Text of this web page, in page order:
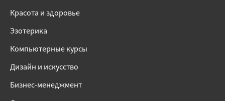
Красота и здоровье
Эзотерика
Компьютерные курсы
Дизайн и искусство
Бизнес-менеджмент